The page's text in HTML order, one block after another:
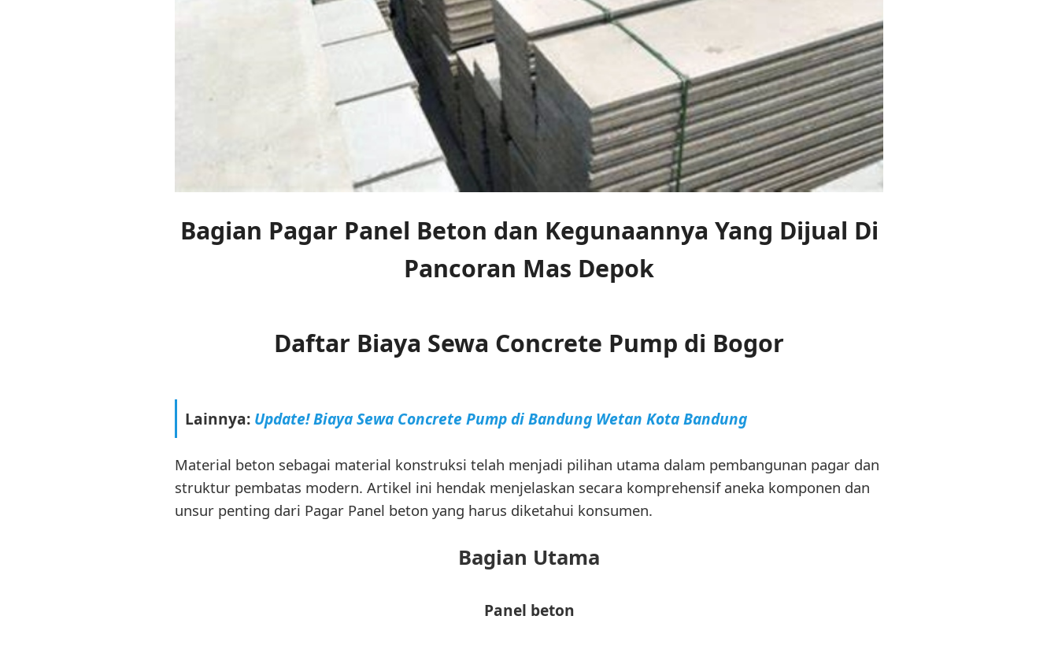
Bagian Pagar Panel Beton dan Kegunaannya Yang Dijual Di
Pancoran Mas Depok
Daftar Biaya Sewa Concrete Pump di Bogor
Lainnya: Update! Biaya Sewa Concrete Pump di Bandung Wetan Kota Bandung
Material beton sebagai material konstruksi telah menjadi pilihan utama dalam pembangunan pagar dan
struktur pembatas modern. Artikel ini hendak menjelaskan secara komprehensif aneka komponen dan
unsur penting dari Pagar Panel beton yang harus diketahui konsumen.
Bagian Utama
Panel beton